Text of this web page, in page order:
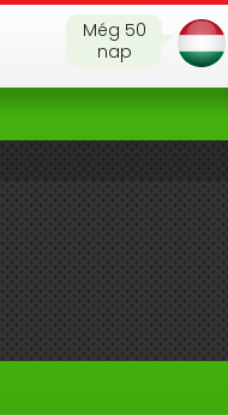
Még 50
nap